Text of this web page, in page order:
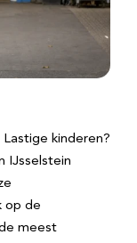
kinderen?
IJsselstein
op de
meest